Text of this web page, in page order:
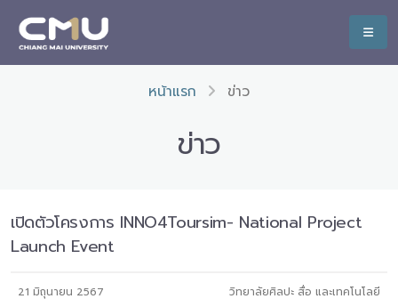
หน้าแรก ข่าว
ข่าว
เปิดตัวโครงการ INNO4Toursim- National Project
Launch Event
21 มิถุนายน 2567 วิทยาลัยศิลปะ สื่อ และเทคโนโลยี